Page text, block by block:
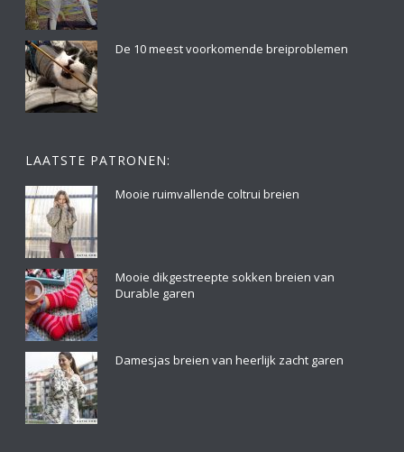
De 10 meest voorkomende breiproblemen
LAATSTE PATRONEN:
Mooie ruimvallende coltrui breien
Mooie dikgestreepte sokken breien van
Durable garen
Damesjas breien van heerlijk zacht garen